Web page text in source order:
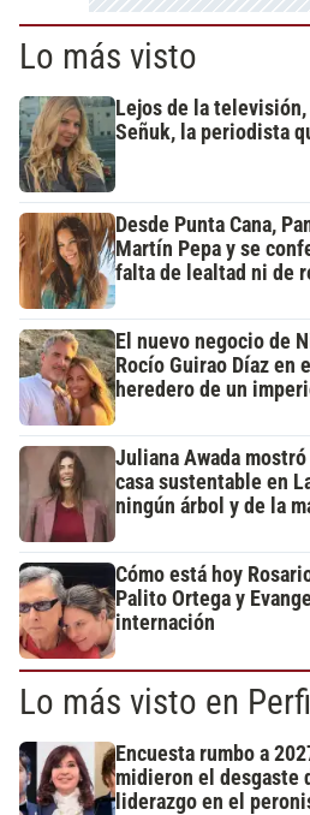
Lo más visto
Lejos de la
Señuk, la periodista
Desde Punta Cana,
Martín Pepa y se
falta de lealtad ni de
El nuevo negocio de
Rocío Guirao Díaz en
heredero de un
Juliana Awada
casa sustentable en
ningún árbol y de la
Cómo está hoy
Palito Ortega y
internación
Lo más visto en Perfil
Encuesta rumbo a
midieron el desgaste
liderazgo en el